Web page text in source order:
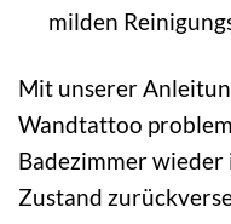
milden
Mit unserer
Wandtattoo
Badezimmer
Zustand